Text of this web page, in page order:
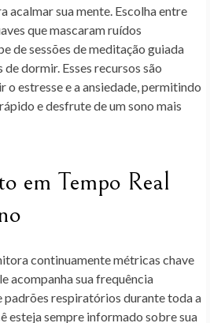
acalmar sua mente. Escolha entre
que mascaram ruídos
de sessões de meditação guiada
dormir. Esses recursos são
o estresse e a ansiedade, permitindo
e desfrute de um sono mais
em Tempo Real
continuamente métricas chave
acompanha sua frequência
padrões respiratórios durante toda a
esteja sempre informado sobre sua